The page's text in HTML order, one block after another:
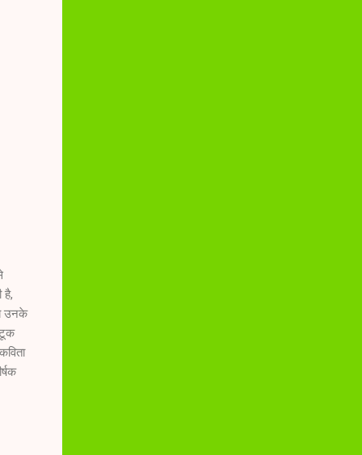
है,
उनके
टूक